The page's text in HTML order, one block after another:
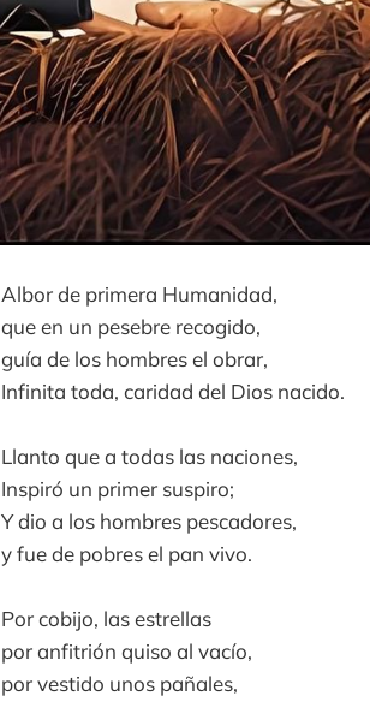
Albor de primera Humanidad,
que en un pesebre recogido,
guía de los hombres el obrar,
Infinita toda, caridad del Dios nacido.
Llanto que a todas las naciones,
Inspiró un primer suspiro;
Y dio a los hombres pescadores,
y fue de pobres el pan vivo.
Por cobijo, las estrellas
por anfitrión quiso al vacío,
por vestido unos pañales,